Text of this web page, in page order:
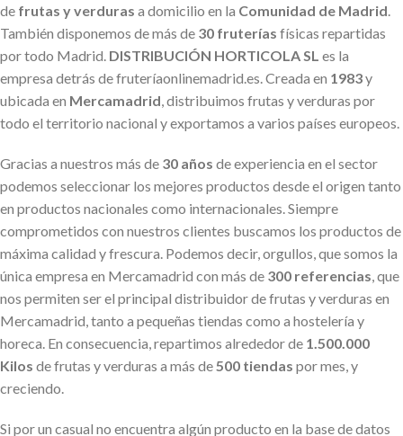
de frutas y verduras a domicilio en la Comunidad de Madrid
También disponemos de más de 30 fruterías físicas repartidas
por todo Madrid. DISTRIBUCIÓN HORTICOLA SL es la
empresa detrás de fruteríaonlinemadrid.es. Creada en 1983y
ubicada en Mercamadrid , distribuimos frutas y verduras por
todo el territorio nacional y exportamos a varios países europeos.
Gracias a nuestros más de 30 años de experiencia en el sector
podemos seleccionar los mejores productos desde el origen tanto
en productos nacionales como internacionales. Siempre
comprometidos con nuestros clientes buscamos los productos de
máxima calidad y frescura. Podemos decir, orgullos, que somos la
única empresa en Mercamadrid con más de 300 referencias , que
nos permiten ser el principal distribuidor de frutas y verduras en
Mercamadrid, tanto a pequeñas tiendas como a hostelería y
horeca. En consecuencia, repartimos alrededor de 1.500.000
Kilos de frutas y verduras a más de 500 tiendas por mes, y
creciendo.
Si por un casual no encuentra algún producto en la base de datos